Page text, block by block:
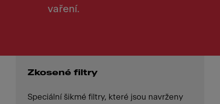
vaření.
Zkosené filtry
Speciální šikmé filtry, které jsou navrženy